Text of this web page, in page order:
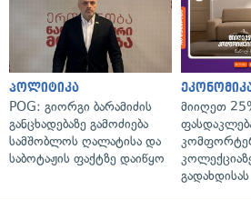
პოლიტიკა
POG: გიორგი ბარამიძის
განცხადებაზე გამოძიება
სამშობლოს ღალატისა და
საბოტაჟის ფაქტზე დაიწყო
მიიღეთ
გადახდისას